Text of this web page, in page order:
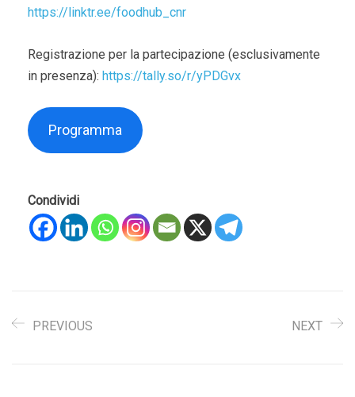
https://linktr.ee/foodhub_cnr
Registrazione per la partecipazione (esclusivamente
in presenza): https://tally.so/r/yPDGvx
Programma
Condividi
PREVIOUS NEXT